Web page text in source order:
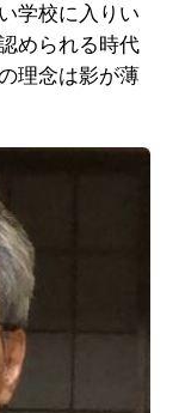
学校に入りい
められる時代
理念は影が薄